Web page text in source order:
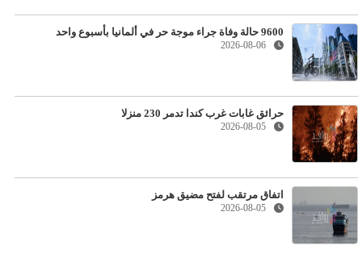
9600 حالة وفاة جراء موجة حر في ألمانيا بأسبوع واحد
2026-08-06
حرائق غابات غرب كندا تدمر 230 منزلا
2026-08-05
اتفاق مرتقب لفتح مضيق هرمز
2026-08-05